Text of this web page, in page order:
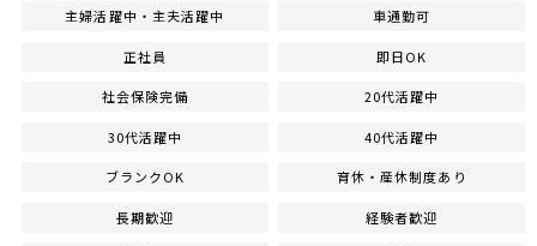
主婦活躍中・主夫活躍中 車通勤可
正社員 即日OK
社会保険完備 20代活躍中
30代活躍中 40代活躍中
ブランクOK 育休・産休制度あり
長期歓迎 経験者歓迎